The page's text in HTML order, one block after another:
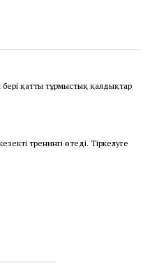
қатты тұрмыстық қалдықтар
тренингі өтеді. Тіркелуге